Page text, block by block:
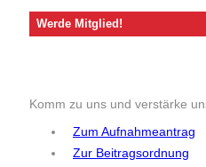
Werde Mitglied!
Komm zu uns und verstärke
Zum Aufnahmeantrag
Zur Beitragsordnung